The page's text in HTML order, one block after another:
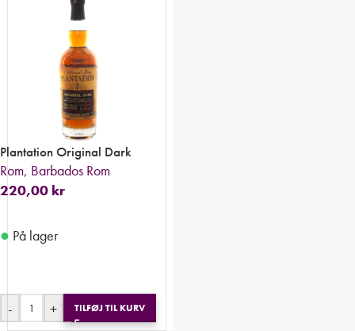
Plantation Original Dark
Rom, Barbados Rom
220,00 kr
● På lager
- + TILFØJ TIL KURV